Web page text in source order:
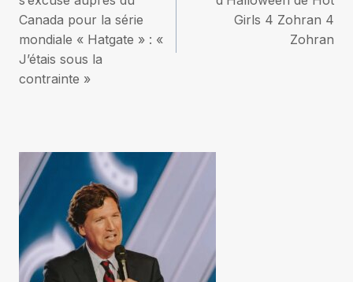
l’article
Canada pour la série
mondiale « Hatgate » : «
J’étais sous la
contrainte »
Girls 4 Zohran 4
Zohran